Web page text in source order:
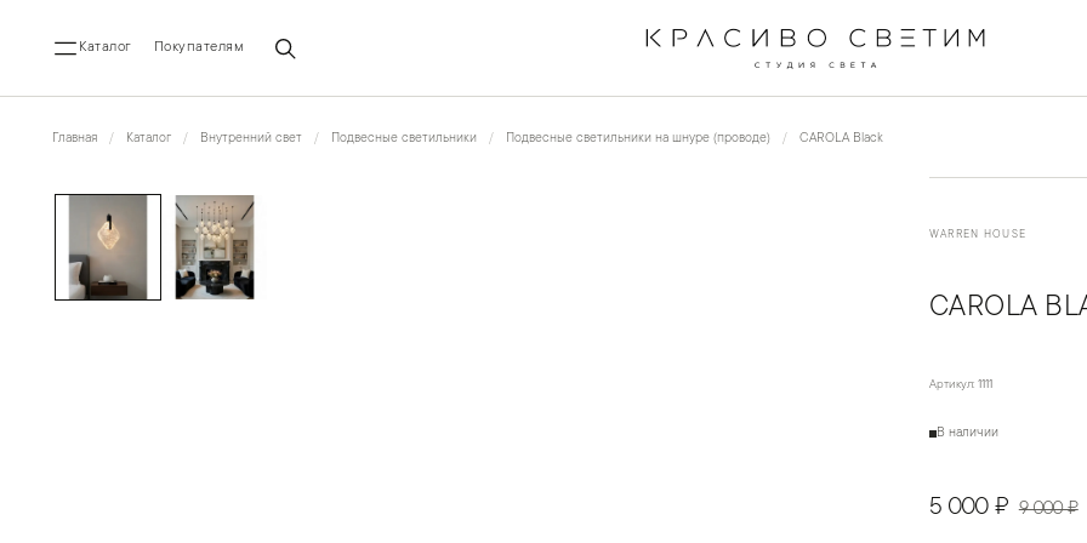
Каталог Покупателям
Главная Каталог Внутренний свет Подвесные светильники Подвесные светильники на шнуре (проводе) CAROLA Black
← 1/2 →
WARREN HOUSE
CAROLA
Артикул: 1111
В наличии
5 000 ₽ 9 000 ₽